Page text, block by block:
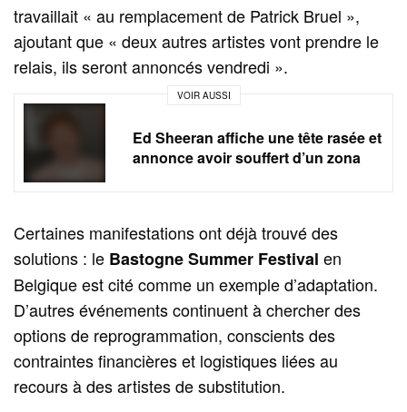
travaillait « au remplacement de Patrick Bruel »,
ajoutant que « deux autres artistes vont prendre le
relais, ils seront annoncés vendredi ».
VOIR AUSSI
Ed Sheeran affiche une tête rasée et
annonce avoir souffert d’un zona
Certaines manifestations ont déjà trouvé des
solutions : le Bastogne Summer Festival en
Belgique est cité comme un exemple d’adaptation.
D’autres événements continuent à chercher des
options de reprogrammation, conscients des
contraintes financières et logistiques liées au
recours à des artistes de substitution.